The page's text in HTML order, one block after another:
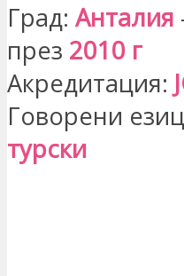
Град: Анталия
през 2010 г
Акредитация:
Говорени
турски